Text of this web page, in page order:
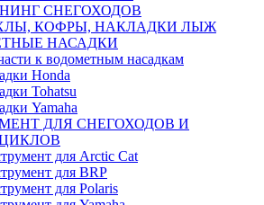
СНЕГОХОДОВ
КОФРЫ, НАКЛАДКИ ЛЫЖ
НАСАДКИ
к водометным насадкам
Honda
Tohatsu
Yamaha
ДЛЯ СНЕГОХОДОВ И
для Arctic Cat
для BRP
для Polaris